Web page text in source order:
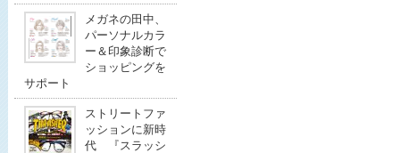
メガネの田中、
パーソナルカラ
ー＆印象診断で
ショッピングを
サポート
ストリートファ
ッションに新時
代 『スラッシ